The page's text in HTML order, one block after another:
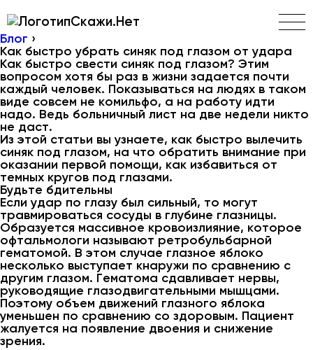
Скажи.Нет
Блог ›
Как быстро убрать синяк под глазом от удара
Как быстро свести синяк под глазом? Этим
вопросом хотя бы раз в жизни задается почти
каждый человек. Показываться на людях в таком
виде совсем не комильфо, а на работу идти
надо. Ведь больничный лист на две недели никто
не даст.
Из этой статьи вы узнаете, как быстро вылечить
синяк под глазом, на что обратить внимание при
оказании первой помощи, как избавиться от
темных кругов под глазами.
Будьте бдительны
Если удар по глазу был сильный, то могут
травмироваться сосуды в глубине глазницы.
Образуется массивное кровоизлияние, которое
офтальмологи называют ретробульбарной
гематомой. В этом случае глазное яблоко
несколько выступает кнаружи по сравнению с
другим глазом. Гематома сдавливает нервы,
руководящие глазодвигательными мышцами.
Поэтому объем движений глазного яблока
уменьшен по сравнению со здоровым. Пациент
жалуется на появление двоения и снижение
зрения.